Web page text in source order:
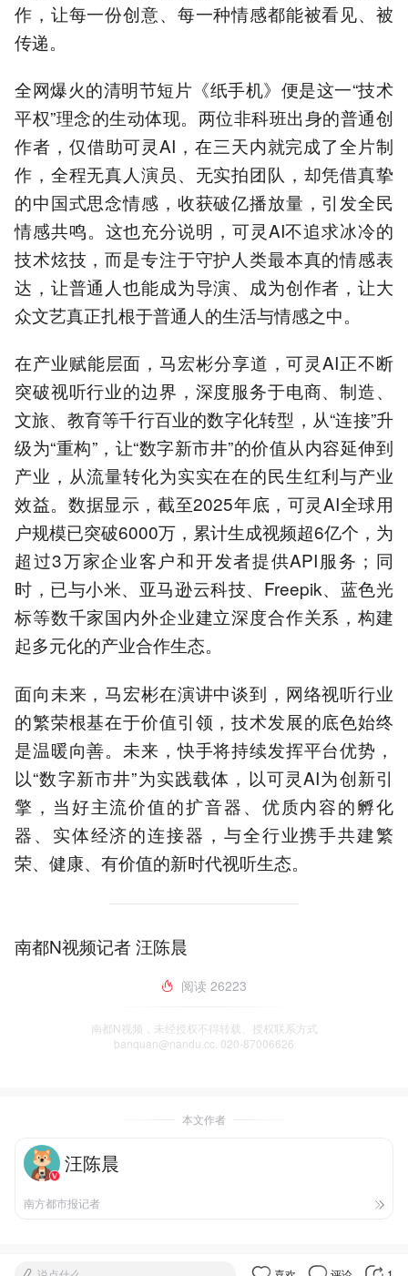
作，让每一份创意、每一种情感都能被看见、被
传递。
全网爆火的清明节短片《纸手机》便是这一“技术
平权”理念的生动体现。两位非科班出身的普通创
作者，仅借助可灵AI，在三天内就完成了全片制
作，全程无真人演员、无实拍团队，却凭借真挚
的中国式思念情感，收获破亿播放量，引发全民
情感共鸣。这也充分说明，可灵AI不追求冰冷的
技术炫技，而是专注于守护人类最本真的情感表
达，让普通人也能成为导演、成为创作者，让大
众文艺真正扎根于普通人的生活与情感之中。
在产业赋能层面，马宏彬分享道，可灵AI正不断
突破视听行业的边界，深度服务于电商、制造、
文旅、教育等千行百业的数字化转型，从“连接”升
级为“重构”，让“数字新市井”的价值从内容延伸到
产业，从流量转化为实实在在的民生红利与产业
效益。数据显示，截至2025年底，可灵AI全球用
户规模已突破6000万，累计生成视频超6亿个，为
超过3万家企业客户和开发者提供API服务；同
时，已与小米、亚马逊云科技、Freepik、蓝色光
标等数千家国内外企业建立深度合作关系，构建
起多元化的产业合作生态。
面向未来，马宏彬在演讲中谈到，网络视听行业
的繁荣根基在于价值引领，技术发展的底色始终
是温暖向善。未来，快手将持续发挥平台优势，
以“数字新市井”为实践载体，以可灵AI为创新引
擎，当好主流价值的扩音器、优质内容的孵化
器、实体经济的连接器，与全行业携手共建繁
荣、健康、有价值的新时代视听生态。
南都N视频记者 汪陈晨
阅读 26223
南都N视频，未经授权不得转载、授权联系方式
banquan@nandu.cc. 020-87006626
本文作者
汪陈晨
南方都市报记者